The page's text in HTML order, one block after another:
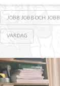
JOBB JOBB OCH JOBB
VARDAG